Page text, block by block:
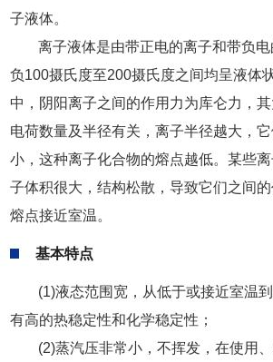
子液体。
离子液体是由带正电的离子和带负
负100摄氏度至200摄氏度之间均呈液体
中，阴阳离子之间的作用力为库仑力，
电荷数量及半径有关，离子半径越大，
小，这种离子化合物的熔点越低。某些
子体积很大，结构松散，导致它们之间
熔点接近室温。
基本特点
(1)液态范围宽，从低于或接近室温
有高的热稳定性和化学稳定性；
(2)蒸汽压非常小，不挥发，在使用